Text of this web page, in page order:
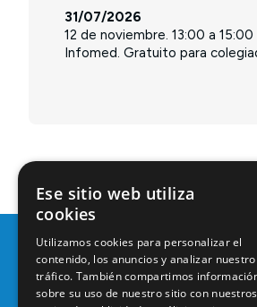
31/07/2026
12 de noviembre. 13:00 a
Infomed. Gratuito para
Ese sitio web utiliza
cookies
Utilizamos cookies para personalizar el
contenido, los anuncios y analizar nuestro
tráfico. También compartimos
sobre su uso de nuestro sitio con nuestros